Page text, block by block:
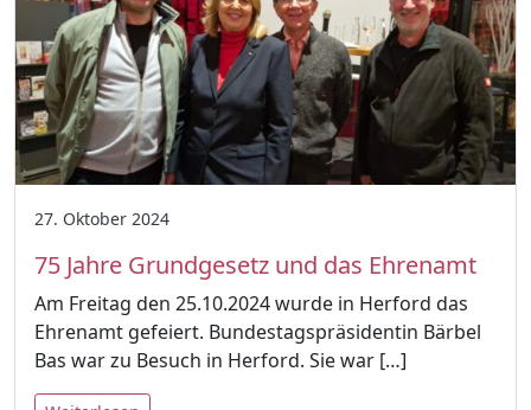
27. Oktober 2024
75 Jahre Grundgesetz und das Ehrenamt
Am Freitag den 25.10.2024 wurde in Herford das
Ehrenamt gefeiert. Bundestagspräsidentin Bärbel
Bas war zu Besuch in Herford. Sie war […]